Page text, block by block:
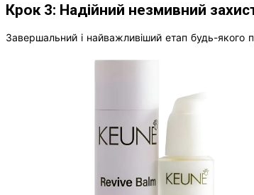
Крок 3: Надійний незмивний
Завершальний і найважливіший етап будь-якого